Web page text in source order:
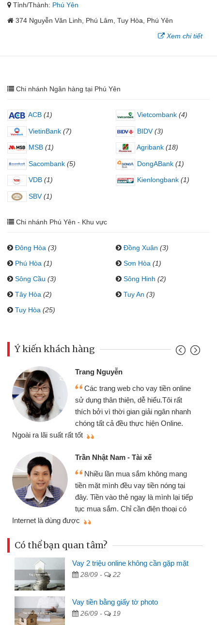
Tỉnh/Thành: Phú Yên
374 Nguyễn Văn Linh, Phú Lâm, Tuy Hòa, Phú Yên
Xem chi tiết
Chi nhánh Ngân hàng tại Phú Yên
ACB (1) Vietcombank (4)
VietinBank (7) BIDV (3)
MSB (1) Agribank (18)
Sacombank (5) DongABank (1)
VDB (1) Kienlongbank (1)
SBV (1)
Chi nhánh Phú Yên - Khu vực
Đông Hòa (3) Đồng Xuân (3)
Phú Hòa (1) Sơn Hòa (1)
Sông Cầu (3) Sông Hinh (2)
Tây Hòa (2) Tuy An (3)
Tuy Hòa (25)
Ý kiến khách hàng
Trang Nguyễn
Các trang web cho vay tiền online
sử dụng thân thiện, dễ hiểu.Tôi rất
thích bởi vì thời gian giải ngân nhanh
chóng tất cả đều thực hiện Online.
Ngoài ra lãi suất rất tốt
Trần Nhật Nam - Tài xế
Nhiều lần mua sắm không mang
tiền mặt mình đều vay tiền nóng tại
đây. Tiền vào thẻ ngay là mình lại tiếp
tục mua sắm. Chỉ cần điện thoại có
Internet là dùng được
Có thể bạn quan tâm?
Vay 2 triệu online không cần gặp mặt
28/09 - 22
Vay tiền bằng giấy tờ photo
26/09 - 19